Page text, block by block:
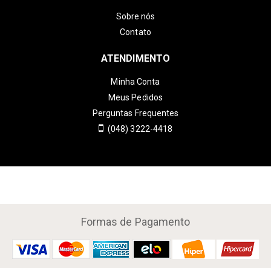
Sobre nós
Contato
ATENDIMENTO
Minha Conta
Meus Pedidos
Perguntas Frequentes
(048) 3222-4418
Formas de Pagamento